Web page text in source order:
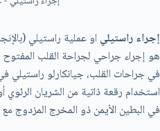
إجراء راستيلي
هو إجراء جراحي لجراحة القلب
استخدام رقعة ذاتية من الشريان الرئوي
في البطين الأيمن ذو المخرج المزدوج